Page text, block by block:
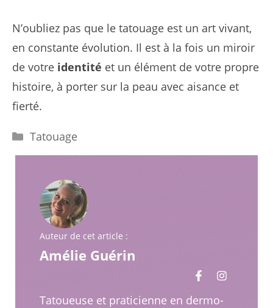
N’oubliez pas que le tatouage est un art vivant,
en constante évolution. Il est à la fois un miroir
de votre identité et un élément de votre propre
histoire, à porter sur la peau avec aisance et
fierté.
Catégories
Tatouage
Auteur de cet article :
Amélie Guérin
Tatoueuse et praticienne en dermo-